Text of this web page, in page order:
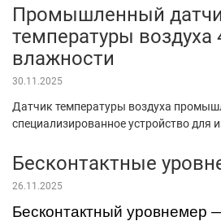
Промышленный
температуры воздуха
влажности
30.11.2025
Датчик температуры воздуха
специализированное устройство для
Бесконтактные
26.11.2025
Бесконтактный уровнемер